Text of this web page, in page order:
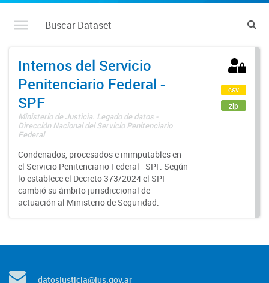
Internos del Servicio
Penitenciario Federal -
SPF
Ministerio de Justicia. Legado de datos -
Dirección Nacional del Servicio Penitenciario
Federal
Condenados, procesados e inimputables en
el Servicio Penitenciario Federal - SPF. Según
lo establece el Decreto 373/2024 el SPF
cambió su ámbito jurisdiccional de
actuación al Ministerio de Seguridad.
csv
zip
datosjusticia@jus.gov.ar